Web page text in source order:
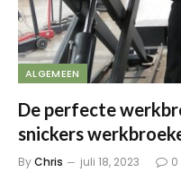
ALGEMEEN
De perfecte
snickers
ByChris juli 18, 2023 0